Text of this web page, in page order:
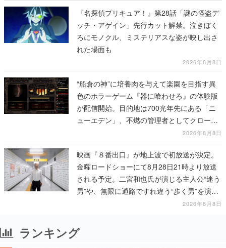
『名探偵プリキュア！』第28話「謎の怪盗デ
ッチ・アゲイン」先行カット解禁。泣きぼく
ろにモノクル、ミステリアスな姿が映し出さ
れた場面も
2026年8月8日
“船倉の神”に培養肉を与えて楽園を目指す異
色のホラーゲーム『器に喰わせろ』の体験版
が配信開始。目的地は700光年先にある「ニ
ューエデン」、不燃の管理者としてクローン
人間を増やし、加工して神に捧げる2026年8月8日
映画『８番出口』が地上波で初放送が決定。
金曜ロードショーにて8月28日21時より放送
される予定。二宮和也氏が演じる主人公“迷う
男”や、無限に通路ですれ違う“歩く男”を演じ
2026年8月8日
ランキング